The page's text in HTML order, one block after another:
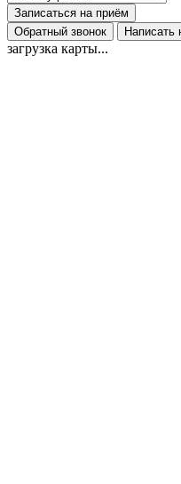
Записаться на приём
Обратный звонок
Написать
загрузка карты...